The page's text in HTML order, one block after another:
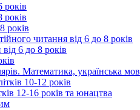
років
років
років
читання від 6 до 8 років
6 до 8 років
Математика, українська
10-12 років
12-16 років та юнацтва